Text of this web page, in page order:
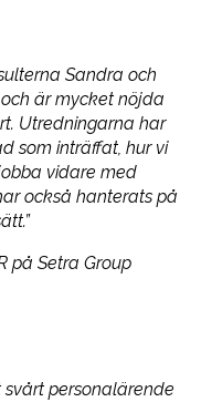
Sandra och
och är mycket nöjda
Utredningarna har
som inträffat, hur vi
vidare med
också hanterats på
på Setra Group
svårt personalärende